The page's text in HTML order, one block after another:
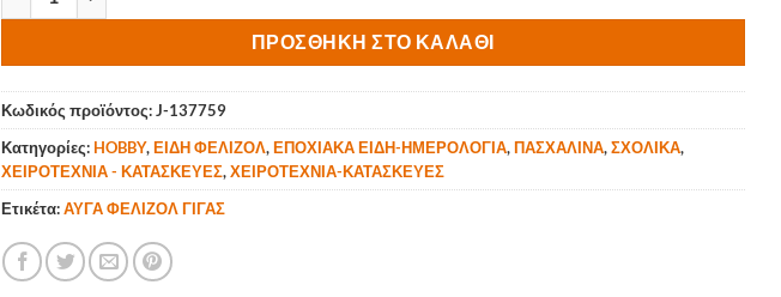
ΠΡΟΣΘΉΚΗ ΣΤΟ ΚΑΛΆΘΙ
Κωδικός προϊόντος:J-137759
Κατηγορίες: HOBBY,ΕΙΔΗ ΦΕΛΙΖΟΛ,ΕΠΟΧΙΑΚΑ ΕΙΔΗ-ΗΜΕΡΟΛΟΓΙΑ,ΠΑΣΧΑΛΙΝΑ,ΣΧΟΛΙΚΑ,
ΧΕΙΡΟΤΕΧΝΙΑ - ΚΑΤΑΣΚΕΥΕΣ,ΧΕΙΡΟΤΕΧΝΙΑ-ΚΑΤΑΣΚΕΥΕΣ
Ετικέτα:ΑΥΓΑ ΦΕΛΙΖΟΛ ΓΙΓΑΣ